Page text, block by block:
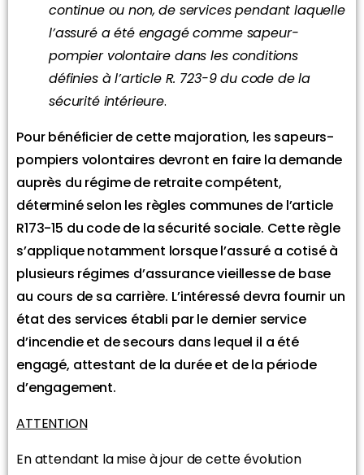
continue ou non, de services pendant laquelle
l’assuré a été engagé comme sapeur-
pompier volontaire dans les conditions
définies à l’article R. 723-9 du code de la
sécurité intérieure.
Pour bénéficier de cette majoration, les sapeurs-
pompiers volontaires devront en faire la demande
auprès du régime de retraite compétent,
déterminé selon les règles communes de l’article
R173-15 du code de la sécurité sociale. Cette règle
s’applique notamment lorsque l’assuré a cotisé à
plusieurs régimes d’assurance vieillesse de base
au cours de sa carrière. L’intéressé devra fournir un
état des services établi par le dernier service
d’incendie et de secours dans lequel il a été
engagé, attestant de la durée et de la période
d’engagement.
ATTENTION
En attendant la mise à jour de cette évolution